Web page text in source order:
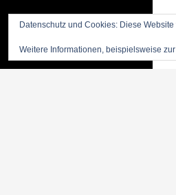
Datenschutz und Cookies: Diese
Weitere Informationen, beispielsweise